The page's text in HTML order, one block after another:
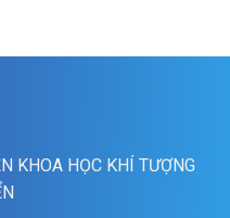
KHOA HỌC KHÍ TƯỢNG